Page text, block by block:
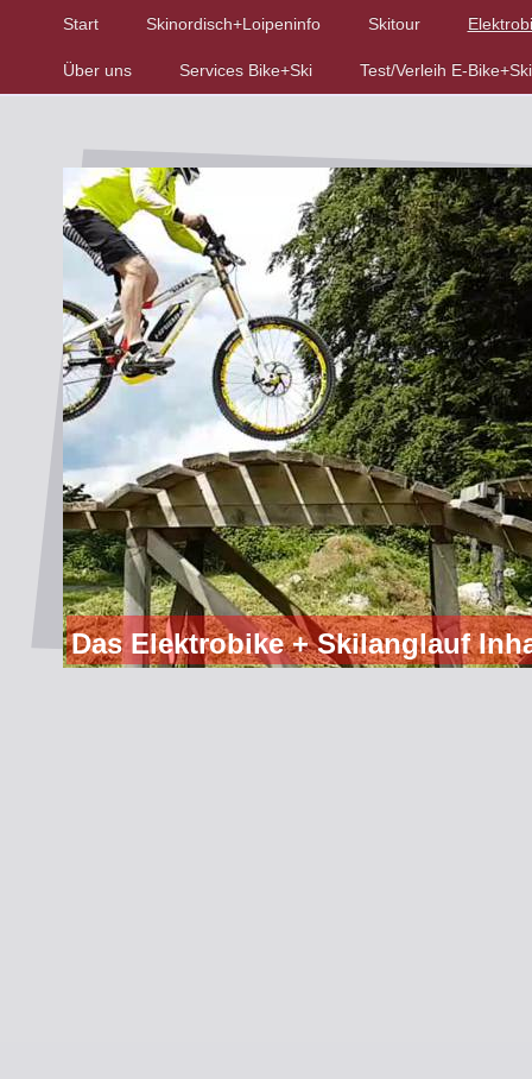
Start Skinordisch+Loipeninfo Skitour
Über uns Services Bike+Ski Test/Verleih E-Bike+Ski
Das Elektrobike + Skilanglauf